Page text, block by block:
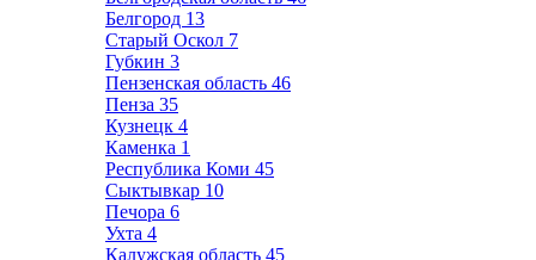
Белгород 13
Старый Оскол 7
Губкин 3
Пензенская область 46
Пенза 35
Кузнецк 4
Каменка 1
Республика Коми 45
Сыктывкар 10
Печора 6
Ухта 4
Калужская область 45